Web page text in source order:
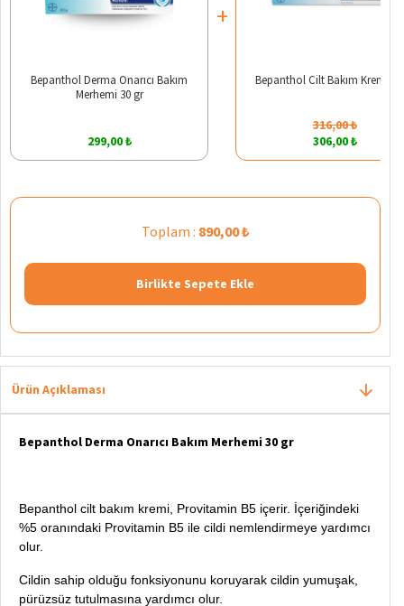
Bepanthol Derma Onarıcı Bakım
Merhemi 30 gr
299,00 ₺
+
Bepanthol Cilt Bakım Kremi
316,00 ₺
306,00 ₺
Toplam : 890,00 ₺
Birlikte Sepete Ekle
Ürün Açıklaması
Bepanthol Derma Onarıcı Bakım Merhemi 30 gr
Bepanthol cilt bakım kremi, Provitamin B5 içerir. İçeriğindeki
%5 oranındaki Provitamin B5 ile cildi nemlendirmeye yardımcı
olur.
Cildin sahip olduğu fonksiyonunu koruyarak cildin yumuşak,
pürüzsüz tutulmasına yardımcı olur.